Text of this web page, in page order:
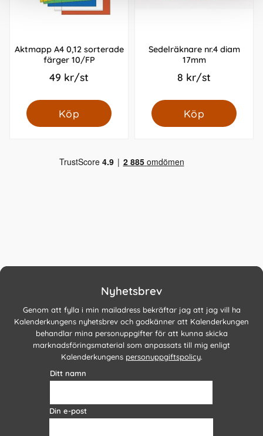
Aktmapp A4 0,12 sorterade
färger 10/FP
49 kr/st
Köp
Sedelräknare nr.4 diam
17mm
8 kr/st
Köp
Nyhetsbrev
Genom att fylla i min mailadress bekräftar jag att jag vill ha
Kalenderkungens nyhetsbrev och godkänner att Kalenderkungen
behandlar mina personuppgifter för att kunna skicka
marknadsföringsmaterial som anpassats till mig enligt
Kalenderkungens personuppgiftspolicy.
Ditt namn
Din e-post